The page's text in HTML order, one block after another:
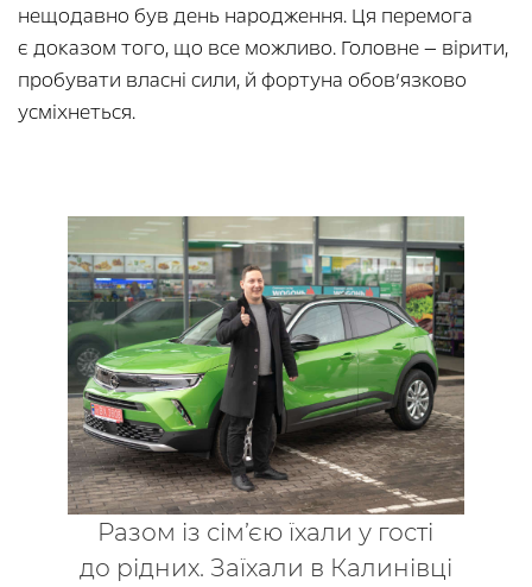
нещодавно був день народження. Ця перемога
є доказом того, що все можливо. Головне — вірити,
пробувати власні сили, й фортуна обов’язково
усміхнеться.
Разом із сім’єю їхали у гості
до рідних. Заїхали в Калинівці